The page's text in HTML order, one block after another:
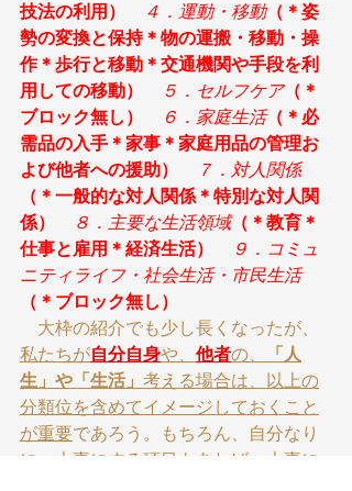
技法の利用）
４．運動・移動（＊姿
勢の変換と保持＊物の運搬・移動・操
作＊歩行と移動＊交通機関や手段を利
用しての移動）
５．セルフケア（＊
ブロック無し）
６．家庭生活（＊必
需品の入手＊家事＊家庭用品の管理お
よび他者への援助）
７．対人関係
（＊一般的な対人関係＊特別な対人関
係）
８．主要な生活領域（＊教育＊
仕事と雇用＊経済生活）
９．コミュ
ニティライフ・社会生活・市民生活
（＊ブロック無し）
大枠の紹介でも少し長くなったが、
私たちが自分自身や、 他者の、
「人
生」や「生活」 考える場合は、以上の
分類位を含めてイメージしておくこと
が重要であろう。もちろん、自分なり
に、大事にする項目もあれば、大事に